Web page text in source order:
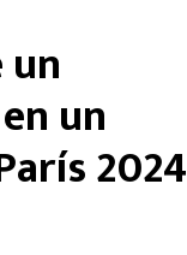
Giakoumakis
NBA
un
2024